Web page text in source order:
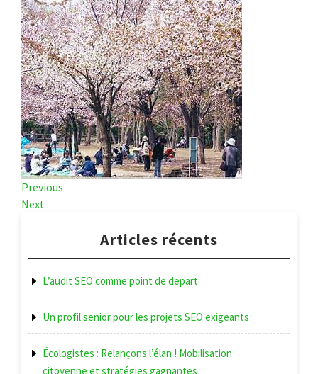
Navigation
de
l’article
Previous
Post
Previous
Next
Post
Next
Articles récents
L’audit SEO comme point de depart
Un profil senior pour les projets SEO exigeants
Écologistes : Relançons l’élan ! Mobilisation
citoyenne et stratégies gagnantes